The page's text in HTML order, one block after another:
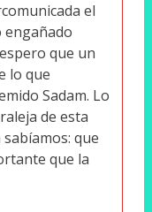
el
engañado
que un
lo que
Sadam. Lo
de esta
que
que la